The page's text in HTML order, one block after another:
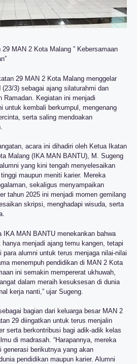
MAN 2 Kota Malang ” Kebersamaan
29 MAN 2 Kota Malang menggelar
3) sebagai ajang silaturahmi dan
Ramadan. Kegiatan ini menjadi
untuk kembali berkumpul, mengenang
serta saling mendoakan
acara ini dihadiri oleh Ketua Ikatan
Malang (IKA MAN BANTU), M. Sugeng
yang kini tengah menyelesaikan
maupun meniti karier. Mereka
sekaligus menyampaikan
tahun 2025 ini menjadi momen gemilang
skripsi, menghadapi wisuda, serta
IKA MAN BANTU menekankan bahwa
menjadi ajang temu kangen, tetapi
para alumni untuk terus menjaga nilai-nilai
menempuh pendidikan di MAN 2 Kota
ini semakin mempererat ukhuwah,
dalam meraih kesuksesan di dunia
kerja nanti,” ujar Sugeng.
bagian dari keluarga besar MAN 2
29 diingatkan untuk terus menjalin
serta berkontribusi bagi adik-adik kelas
di madrasah. “Harapannya, mereka
generasi berikutnya yang akan
pendidikan maupun karier. Alumni